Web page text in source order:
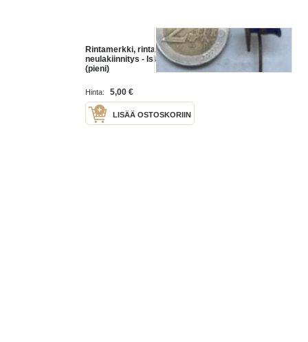
Rintamerkki, rintaneula,
neulakiinnitys - Islannin lippu
(pieni)
Hinta: 5,00 €
LISÄÄ OSTOSKORIIN